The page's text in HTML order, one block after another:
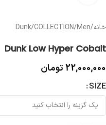
خانه/
Men
/
COLLECTION
/
Dunk
Dunk Low Hyper Cobalt
22,000,000 تومان
SIZE